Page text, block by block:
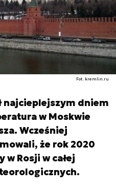
Fot. kremlin.ru
najcieplejszym dniem
w Moskwie
Wcześniej
że rok 2020
w Rosji w całej